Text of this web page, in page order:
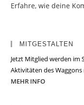
Erfahre, wie deine
MITGESTALTEN
Jetzt Mitglied werden im
Aktivitäten des
MEHR INFO